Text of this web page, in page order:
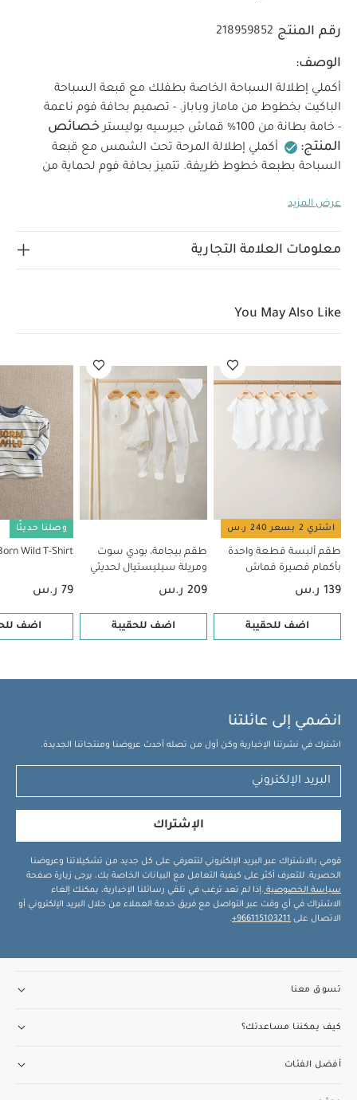
رقم المنتج 218959852
الوصف:
أكملي إطلالة السباحة الخاصة بطفلك مع قبعة السباحة
الباكيت بخطوط من ماماز وباباز. - تصميم بحافة فوم ناعمة
- خامة بطانة من 100% قماش جيرسيه بوليستر
خصائص
المنتج:
أكملي إطلالة المرحة تحت الشمس مع قبعة
السباحة بطبعة خطوط ظريفة. تتميز بحافة فوم لحماية من
والراحة. الخامات:
تنظف عند 30 درجة تجنبي استخدام المبيّض
المباشرة وأشعة الشمس
بودي سوت ومريلة سيليستيال لحديثي الولادة، 5 قطع
Born Wild T-Shirt
Rib Collar T-Shirt Lion Boucle Sweatshirt
عرض المزيد
معلومات العلامة التجارية
You May Also Like
اشتري 2 بسعر 240 ر.س
طقم ألبسة قطعة واحدة
بأكمام قصيرة قماش
عضوي بلون أبيض - 5 قطع
139 ر.س
اضف للحقيبة
طقم بيجامة، بودي سوت
ومريلة سيليستيال لحديثي
الولادة، 5 قطع
209 ر.س
اضف للحقيبة
وصلنا حديثًا
Wild T-Shirt
79 ر.س
اضف
انضمي إلى عائلتنا
اشترك في نشرتنا الإخبارية وكن أول من تصله أحدث عروضنا ومنتجاتنا الجديدة.
الإشتراك
قومي بالاشتراك عبر البريد الإلكتروني لتتعرفي على كل جديد من تشكيلاتنا وعروضنا
الحصرية. للتعرف أكثر على كيفية التعامل مع البيانات الخاصة بك، يرجى زيارة صفحة
سياسة الخصوصية .إذا لم تعد ترغب في تلقي رسائلنا الإخبارية، يمكنك إلغاء
الاشتراك في أي وقت عبر التواصل مع فريق خدمة العملاء من خلال البريد الإلكتروني أو
الاتصال على 966115103211+
.
تسوق معنا
كيف يمكننا مساعدتك؟
أفضل الفئات